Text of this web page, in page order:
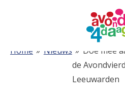
deHome » Nieuws » Doe mee
de
Leeuwarden